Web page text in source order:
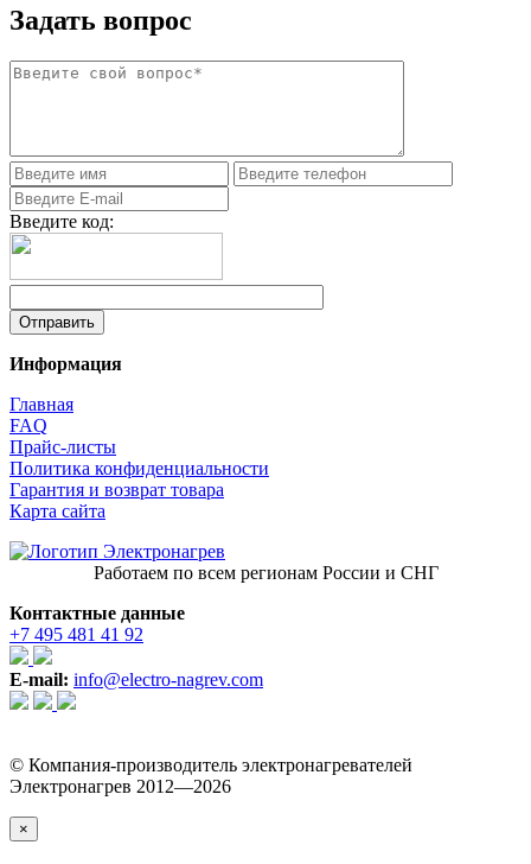
Задать вопрос
Введите код:
Информация
Главная
FAQ
Прайс-листы
Политика конфиденциальности
Гарантия и возврат товара
Карта сайта
Работаем по всем регионам России и СНГ
Контактные данные
+7 495 481 41 92
E-mail: info@electro-nagrev.com
© Компания-производитель электронагревателей
Электронагрев 2012—2026
×